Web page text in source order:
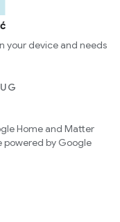
your device and needs
Home and Matter
powered by Google